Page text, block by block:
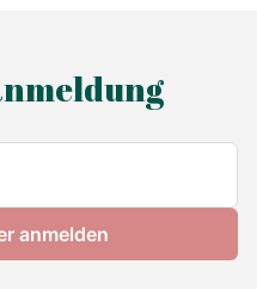
4005555019213